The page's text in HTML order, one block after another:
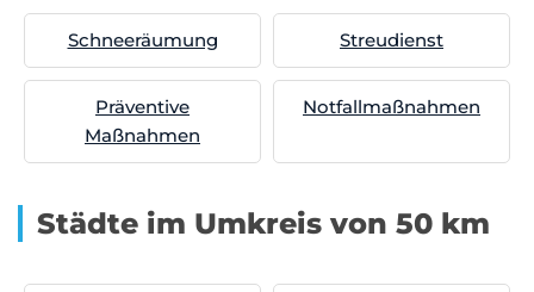
Schneeräumung Streudienst
Präventive
Maßnahmen
Notfallmaßnahmen
Städte im Umkreis von 50 km